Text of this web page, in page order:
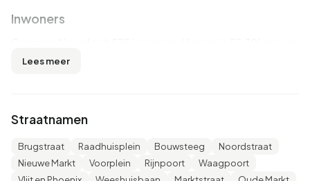
Inwoners
46,7% vrouw. De meeste inwoners zijn 25 tot 45 jaar
ongehuwd, 33,6% is gehuwd, 7,5% is gescheiden en 8,4%
is verweduwd. 380 inwoners komen uit Nederland, 120
komen uit Europa en 30 komen uit landen buiten Europa.
Lees meer
Straatnamen
Brugstraat Raadhuisplein Bouwsteeg
Noordstraat
Nieuwe Markt
Voorplein Rijnpoort
Waagpoort